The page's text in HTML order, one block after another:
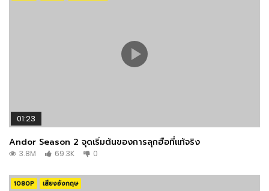
01:23
Andor Season 2 จุดเริ่มต้นของการลุกฮือที่แท้จริง
3.8M 69.3K 0
1080P เสียงอังกฤษ